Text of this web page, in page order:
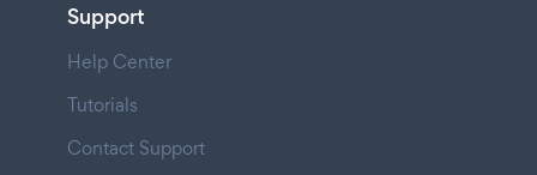
Support
Help Center
Tutorials
Contact Support